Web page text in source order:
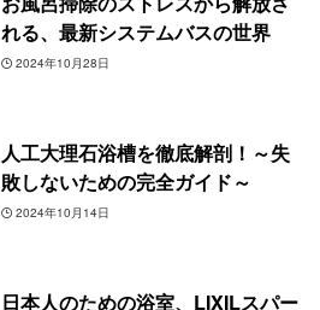
れる、最新システムバスの世界
2024年10月28日
人工大理石浴槽を徹底解剖！～失
敗しないための完全ガイド～
2024年10月14日
日本人のための浴室、LIXILスパー